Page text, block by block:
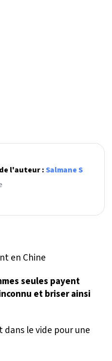
l'auteur :Salmane S
seules payent
et briser ainsi